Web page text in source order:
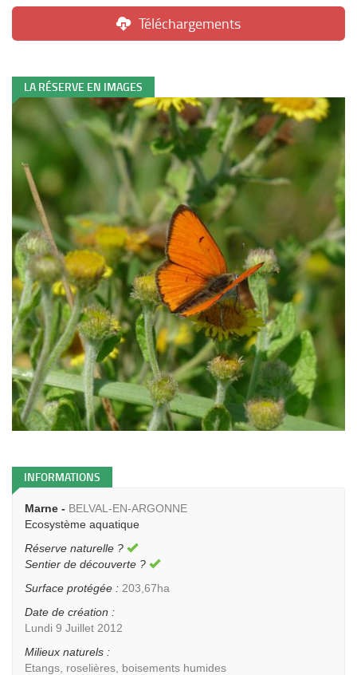
Téléchargements
LA RÉSERVE EN IMAGES
INFORMATIONS
Marne - BELVAL-EN-ARGONNE
Ecosystème aquatique
Réserve naturelle ?
Sentier de découverte ?
Surface protégée : 203,67ha
Date de création :
Lundi 9 Juillet 2012
Milieux naturels :
Etangs, roselières, boisements humides